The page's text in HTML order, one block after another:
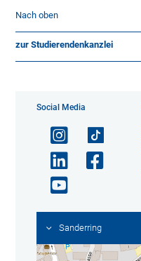
Nach oben
zur Studierendenkanzlei
Social Media
Sanderring